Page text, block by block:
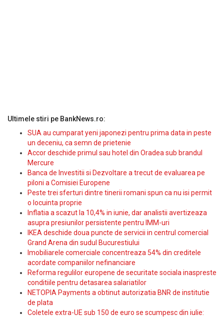
Ultimele stiri pe BankNews.ro:
SUA au cumparat yeni japonezi pentru prima data in peste
un deceniu, ca semn de prietenie
Accor deschide primul sau hotel din Oradea sub brandul
Mercure
Banca de Investitii si Dezvoltare a trecut de evaluarea pe
piloni a Comisiei Europene
Peste trei sferturi dintre tinerii romani spun ca nu isi permit
o locuinta proprie
Inflatia a scazut la 10,4% in iunie, dar analistii avertizeaza
asupra presiunilor persistente pentru IMM-uri
IKEA deschide doua puncte de servicii in centrul comercial
Grand Arena din sudul Bucurestiului
Imobiliarele comerciale concentreaza 54% din creditele
acordate companiilor nefinanciare
Reforma regulilor europene de securitate sociala inaspreste
conditiile pentru detasarea salariatilor
NETOPIA Payments a obtinut autorizatia BNR de institutie
de plata
Coletele extra-UE sub 150 de euro se scumpesc din iulie: